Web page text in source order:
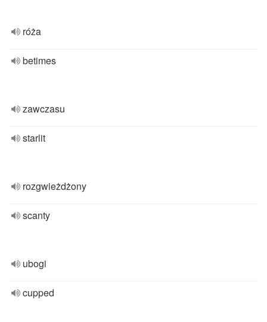
róża
betimes
zawczasu
starlit
rozgwieżdżony
scanty
ubogi
cupped